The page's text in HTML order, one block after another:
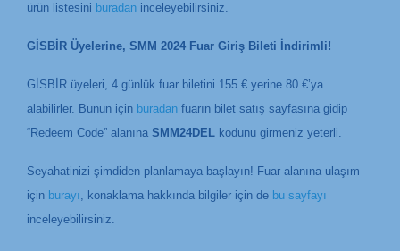
ürün listesini buradan inceleyebilirsiniz.
GİSBİR Üyelerine, SMM 2024 Fuar Giriş Bileti İndirimli!
GİSBİR üyeleri, 4 günlük fuar biletini 155 € yerine 80 €’ya
alabilirler. Bunun için buradan fuarın bilet satış sayfasına gidip
“Redeem Code” alanına SMM24DEL kodunu girmeniz yeterli.
Seyahatinizi şimdiden planlamaya başlayın! Fuar alanına ulaşım
için burayı, konaklama hakkında bilgiler için de bu sayfayı
inceleyebilirsiniz.